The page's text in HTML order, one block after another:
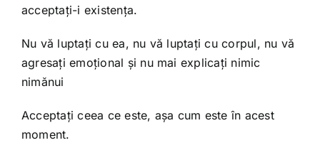
acceptați-i existența.
Nu vă luptați cu ea, nu vă luptați cu corpul, nu vă
agresați emoțional și nu mai explicați nimic
nimănui
Acceptați ceea ce este, așa cum este în acest
moment.